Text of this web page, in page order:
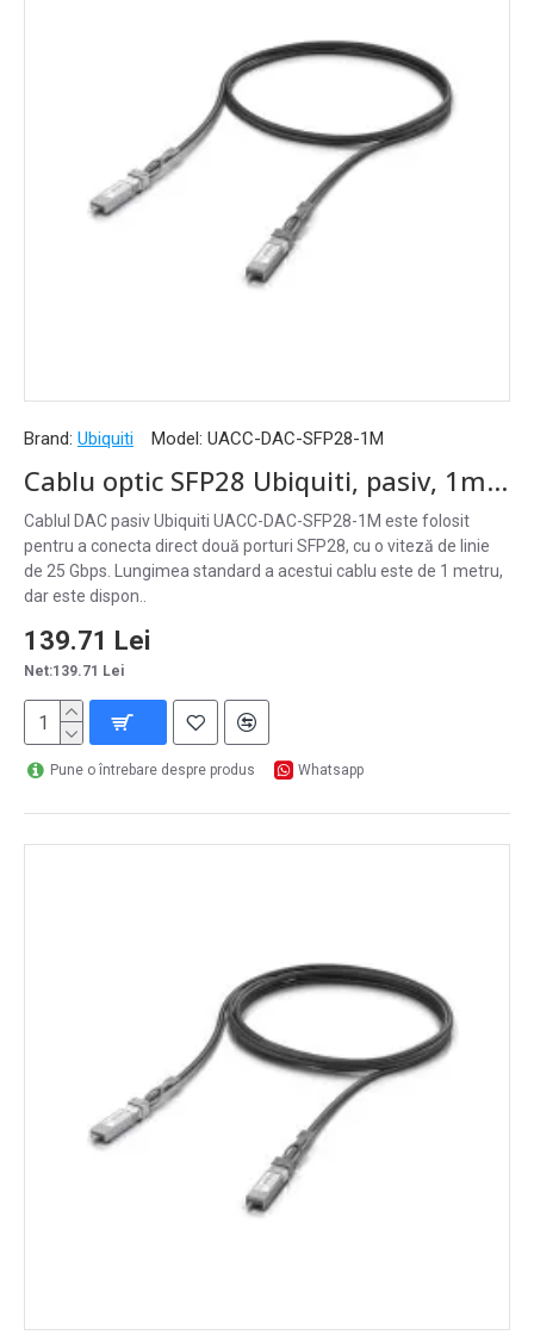
Brand: Ubiquiti Model: UACC-DAC-SFP28-1M
Cablu optic SFP28 Ubiquiti, pasiv, 1m, negru - UACC-DAC-SFP28-1M
Cablul DAC pasiv Ubiquiti UACC-DAC-SFP28-1M este folosit
pentru a conecta direct două porturi SFP28, cu o viteză de linie
de 25 Gbps. Lungimea standard a acestui cablu este de 1 metru,
dar este dispon..
139.71 Lei
Net:139.71 Lei
Pune o întrebare despre produs Whatsapp